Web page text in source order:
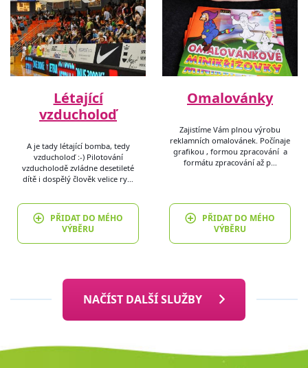
Létající
vzducholoď
A je tady létající bomba, tedy
vzducholoď :-) Pilotování
vzducholodě zvládne desetileté
dítě i dospělý člověk velice ry…
PŘIDAT DO MÉHO
VÝBĚRU
Omalovánky
Zajistíme Vám plnou výrobu
reklamních omalovánek. Počínaje
grafikou , formou zpracování a
formátu zpracování až p…
PŘIDAT DO MÉHO
VÝBĚRU
NAČÍST DALŠÍ SLUŽBY